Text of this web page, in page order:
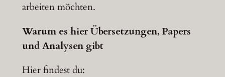
arbeiten möchten.
Warum es hier Übersetzungen, Papers
und Analysen gibt
Hier findest du: